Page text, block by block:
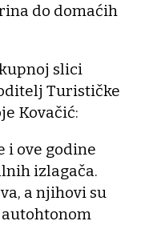
do domaćih
slici
Turističke
Kovačić:
i ove godine
izlagača.
a njihovi su